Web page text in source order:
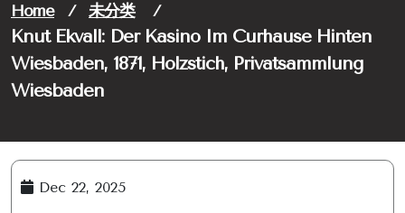
Home / 未分类 /
Knut Ekvall: Der Kasino Im Curhause Hinten
Wiesbaden, 1871, Holzstich, Privatsammlung
Wiesbaden
Dec 22, 2025